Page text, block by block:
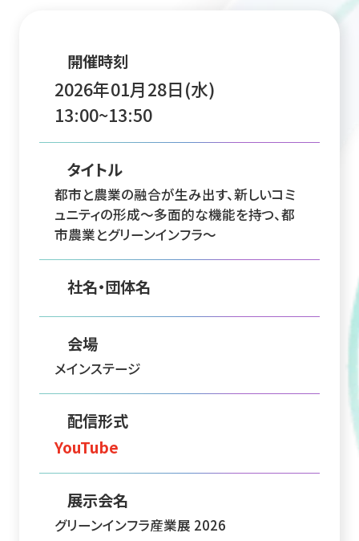
開催時刻
2026年01月28日(水)
13:00~13:50
タイトル
都市と農業の融合が生み出す、新しいコミ
ュニティの形成～多面的な機能を持つ、都
市農業とグリーンインフラ～
社名・団体名
会場
メインステージ
配信形式
YouTube
展示会名
グリーンインフラ産業展 2026